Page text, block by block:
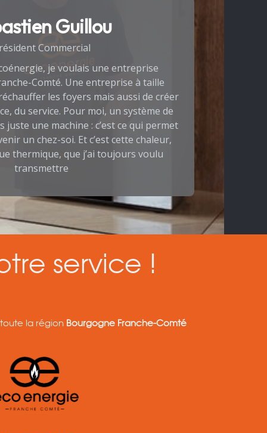
Guillou
Commercial
je voulais une entreprise
Comté. Une entreprise à taille
les foyers mais aussi de créer
du service. Pour moi, un système de
juste une machine : c’est ce qui permet
un chez-soi. Et c’est cette chaleur,
thermique, que j’ai toujours voulu
transmettre
service !
la région Bourgogne Franche-Comté